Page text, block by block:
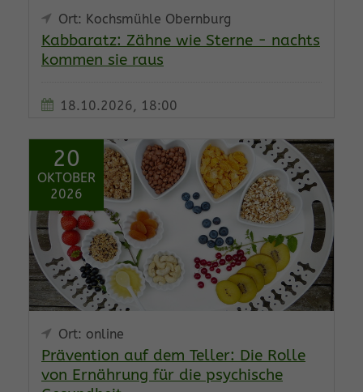
Ort: Kochsmühle Obernburg
Kabbaratz: Zähne wie Sterne - nachts
kommen sie raus
18.10.2026, 18:00
20
OKTOBER
2026
Ort: online
Prävention auf dem Teller: Die Rolle
von Ernährung für die psychische